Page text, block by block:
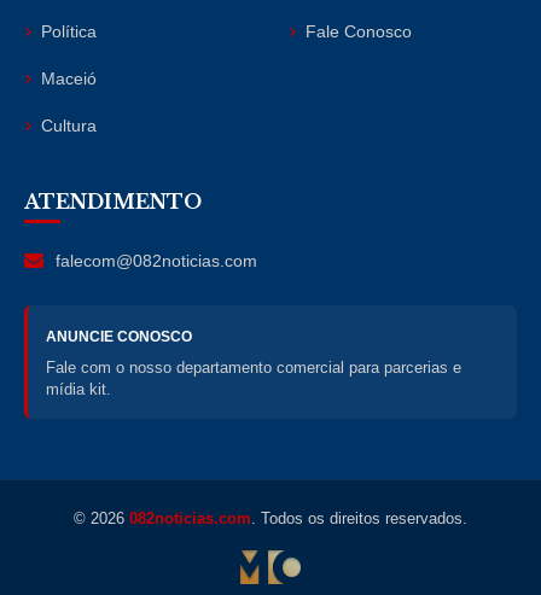
Política
Maceió
Cultura
Fale Conosco
ATENDIMENTO
falecom@082noticias.com
ANUNCIE CONOSCO
Fale com o nosso departamento comercial para parcerias e
mídia kit.
© 2026 082noticias.com . Todos os direitos reservados.